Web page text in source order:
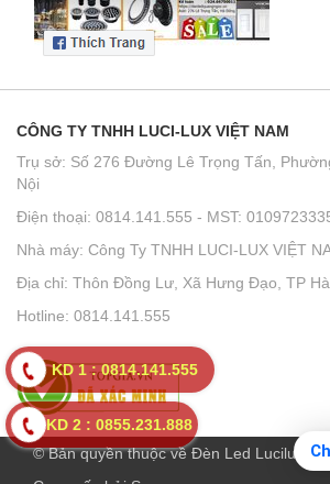
CÔNG TY TNHH LUCI-LUX VIỆT NAM
Trụ sở: Số 276 Đường Lê Trọng Tấn,
Nội
Điện thoại: 0814.141.555 - MST:
Nhà máy: Công Ty TNHH LUCI-LUX VIỆT
Địa chỉ: Thôn Đồng Lư, Xã Hưng Đạo, TP
Hotline: 0814.141.555
© Bản quyền thuộc về Đèn Led Lucilux
KD 2 : 0855.231.888
KD 1 : 0814.141.555